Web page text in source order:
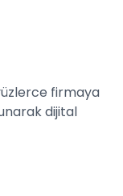
firmaya
dijital